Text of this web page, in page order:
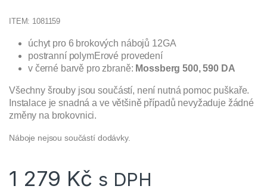
ITEM: 1081159
úchyt pro 6 brokových nábojů 12GA
postranní polymErové provedení
v černé barvě pro zbraně: Mossberg 500, 590 DA
Všechny šrouby jsou součástí, není nutná pomoc puškaře.
Instalace je snadná a ve většině případů nevyžaduje žádné
změny na brokovnici.
Náboje nejsou součástí dodávky.
1 279 Kč s DPH